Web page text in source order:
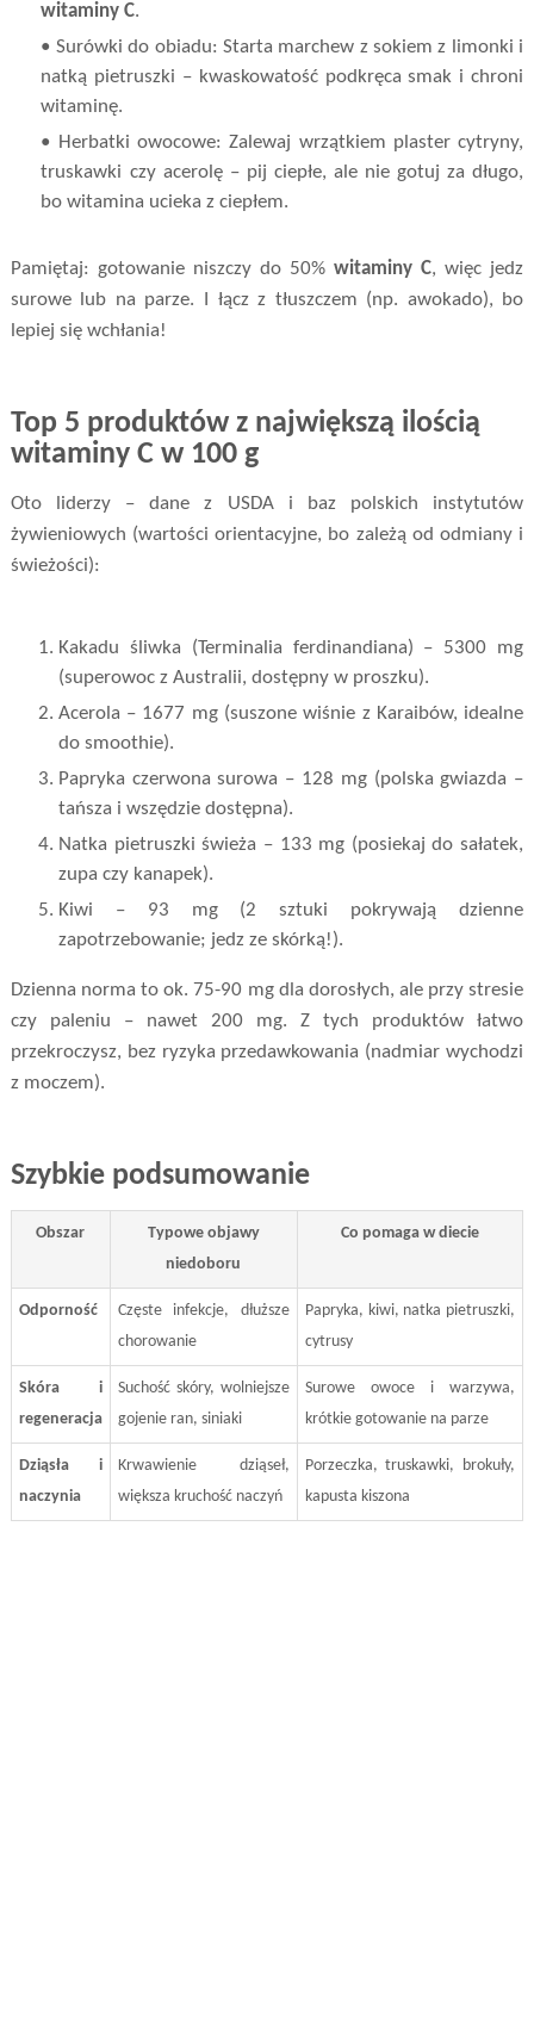
witaminy C.
• Surówki do obiadu: Starta marchew z sokiem z limonki i
natką pietruszki – kwaskowatość podkręca smak i chroni
witaminę.
• Herbatki owocowe: Zalewaj wrzątkiem plaster cytryny,
truskawki czy acerolę – pij ciepłe, ale nie gotuj za długo,
bo witamina ucieka z ciepłem.
Pamiętaj: gotowanie niszczy do 50%witaminy C, więc jedz
surowe lub na parze. I łącz z tłuszczem (np. awokado), bo
lepiej się wchłania!
Top 5 produktów z największą ilością
witaminy C w 100 g
Oto liderzy – dane z USDA i baz polskich instytutów
żywieniowych (wartości orientacyjne, bo zależą od odmiany i
świeżości):
Kakadu śliwka (Terminalia ferdinandiana) – 5300 mg
(superowoc z Australii, dostępny w proszku).
Acerola – 1677 mg (suszone wiśnie z Karaibów, idealne
do smoothie).
Papryka czerwona surowa – 128 mg (polska gwiazda –
tańsza i wszędzie dostępna).
Natka pietruszki świeża – 133 mg (posiekaj do sałatek,
zupa czy kanapek).
Kiwi – 93 mg (2 sztuki pokrywają dzienne
zapotrzebowanie; jedz ze skórką!).
Dzienna norma to ok. 75-90 mg dla dorosłych, ale przy stresie
czy paleniu – nawet 200 mg. Z tych produktów łatwo
przekroczysz, bez ryzyka przedawkowania (nadmiar wychodzi
z moczem).
Szybkie podsumowanie
Obszar
Typowe objawy
niedoboru
Co pomaga w diecie
Odporność
Częste infekcje, dłuższe
chorowanie
Papryka, kiwi, natka pietruszki,
cytrusy
Skóra i
regeneracja
Suchość skóry, wolniejsze
gojenie ran, siniaki
Surowe owoce i warzywa,
krótkie gotowanie na parze
Dziąsła i
naczynia
Krwawienie dziąseł,
większa kruchość naczyń
Porzeczka, truskawki, brokuły,
kapusta kiszona